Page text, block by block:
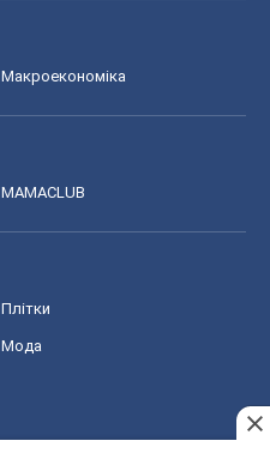
Макроекономіка
MAMACLUB
Плітки
Мода